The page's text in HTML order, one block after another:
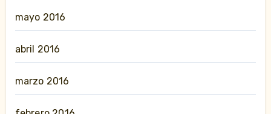
mayo 2016
abril 2016
marzo 2016